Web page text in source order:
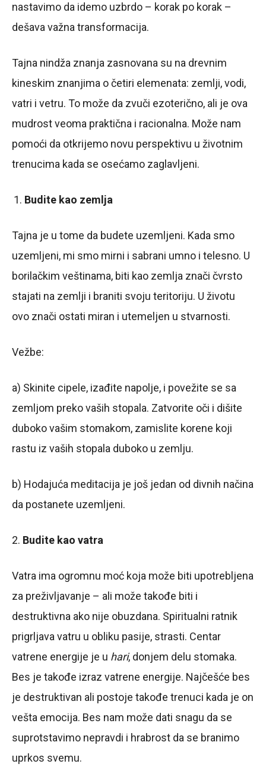
nastavimo da idemo uzbrdo – korak po korak –
dešava važna transformacija.
Tajna nindža znanja zasnovana su na drevnim
kineskim znanjima o četiri elemenata: zemlji, vodi,
vatri i vetru. To može da zvuči ezoterično, ali je ova
mudrost veoma praktična i racionalna. Može nam
pomoći da otkrijemo novu perspektivu u životnim
trenucima kada se osećamo zaglavljeni.
Budite kao zemlja
Tajna je u tome da budete uzemljeni. Kada smo
uzemljeni, mi smo mirni i sabrani umno i telesno. U
borilačkim veštinama, biti kao zemlja znači čvrsto
stajati na zemlji i braniti svoju teritoriju. U životu
ovo znači ostati miran i utemeljen u stvarnosti.
Vežbe:
a) Skinite cipele, izađite napolje, i povežite se sa
zemljom preko vaših stopala. Zatvorite oči i dišite
duboko vašim stomakom, zamislite korene koji
rastu iz vaših stopala duboko u zemlju.
b) Hodajuća meditacija je još jedan od divnih načina
da postanete uzemljeni.
2. Budite kao vatra
Vatra ima ogromnu moć koja može biti upotrebljena
za preživljavanje – ali može takođe biti i
destruktivna ako nije obuzdana. Spiritualni ratnik
prigrljava vatru u obliku pasije, strasti. Centar
vatrene energije je u hari, donjem delu stomaka.
Bes je takođe izraz vatrene energije. Najčešće bes
je destruktivan ali postoje takođe trenuci kada je on
vešta emocija. Bes nam može dati snagu da se
suprotstavimo nepravdi i hrabrost da se branimo
uprkos svemu.